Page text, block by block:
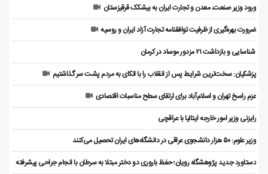
ورود وزیر صنعت، معدن و تجارت ایران به بیشکک قرقیزستان
ضرورت بهره‌گیری از ظرفیت توافقنامه تجارت آزاد ایران و روسیه
️ شناسایی و بازداشت ۲۱ مزدور موساد در کرمان
پزشکیان: سخت‌ترین شرایط پس از انقلاب را با اتکای به مردم پشت سر گذاشتیم
عزم راسخ تهران و اسلام‌آباد برای ارتقای سطح مناسبات اقتصادی
رایزنی وزیر امور خارجه ایتالیا با عراقچی
وزیر علوم: ۵۰ هزار دانشجوی عراقی در دانشگاه‌های ایران تحصیل می‌کنند
دستاورد جدید پژوهشگاه رویان؛ حفظ باروری دو دختر مبتلا به سرطان با انجام جراحی پیشرفته